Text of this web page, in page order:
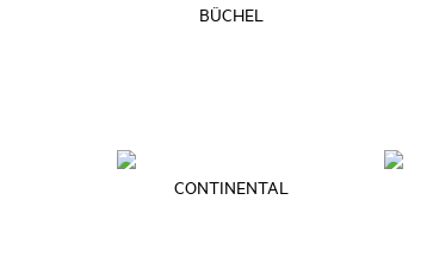
BÜCHEL
CONTINENTAL